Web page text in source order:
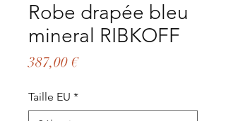
Robe drapée bleu
mineral RIBKOFF
387,00 €Prix
Taille EU *